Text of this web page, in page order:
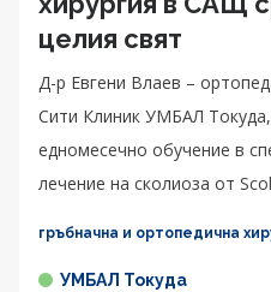
целия свят
Д-р Евгени Влаев –
Сити Клиник УМБАЛ
едномесечно обучение в
лечение на сколиоза от
гръбначна и ортопедична
УМБАЛ Токуда